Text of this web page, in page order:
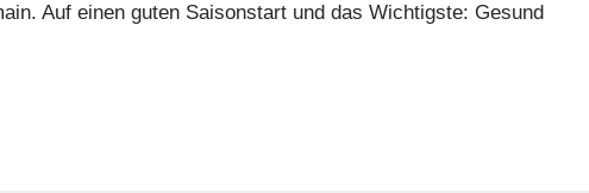
Auf einen guten Saisonstart und das Wichtigste: Gesund